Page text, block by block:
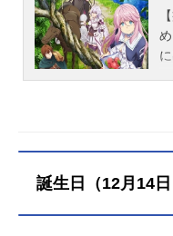
r...
誕生日（12月14